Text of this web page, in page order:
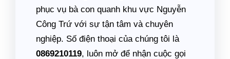
phục vụ bà con quanh khu vực Nguyễn
Công Trứ với sự tận tâm và chuyên
nghiệp. Số điện thoại của chúng tôi là
0869210119, luôn mở để nhận cuộc gọi